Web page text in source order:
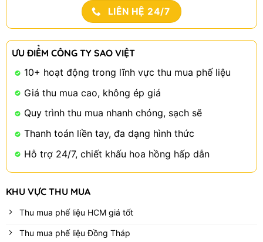
LIÊN HỆ 24/7
ƯU ĐIỂM CÔNG TY SAO VIỆT
10+ hoạt động trong lĩnh vực thu mua phế liệu
Giá thu mua cao, không ép giá
Quy trình thu mua nhanh chóng, sạch sẽ
Thanh toán liền tay, đa dạng hình thức
Hỗ trợ 24/7, chiết khấu hoa hồng hấp dẫn
KHU VỰC THU MUA
Thu mua phế liệu HCM giá tốt
Thu mua phế liệu Đồng Tháp